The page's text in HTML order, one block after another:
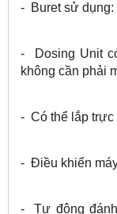
- Buret sử dụng:
- Dosing Unit
không cần phải
- Có thể lắp trực
- Điều khiển
- Tự động